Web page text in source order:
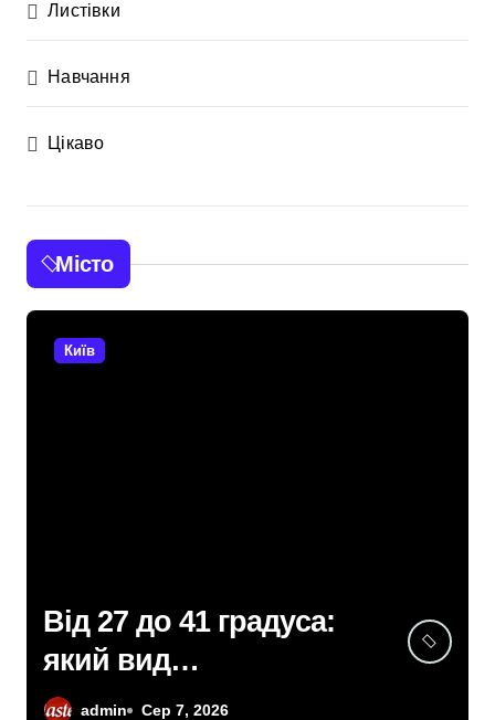
Листівки
Навчання
Цікаво
Місто
Київ
Від 27 до 41 градуса:
який вид
громадського
admin Сер 7, 2026